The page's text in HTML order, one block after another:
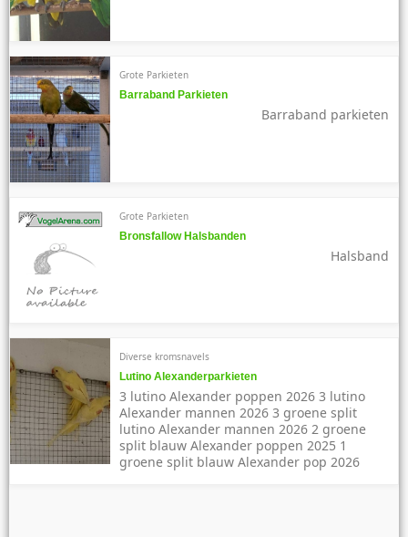
Grote Parkieten
Barraband Parkieten
Barraband parkieten
Grote Parkieten
Bronsfallow Halsbanden
Halsband
Diverse kromsnavels
Lutino Alexanderparkieten
3 lutino Alexander poppen 2026 3 lutino
Alexander mannen 2026 3 groene split
lutino Alexander mannen 2026 2 groene
split blauw Alexander poppen 2025 1
groene split blauw Alexander pop 2026